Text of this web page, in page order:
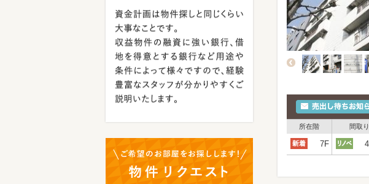
所在階 間取り
7F